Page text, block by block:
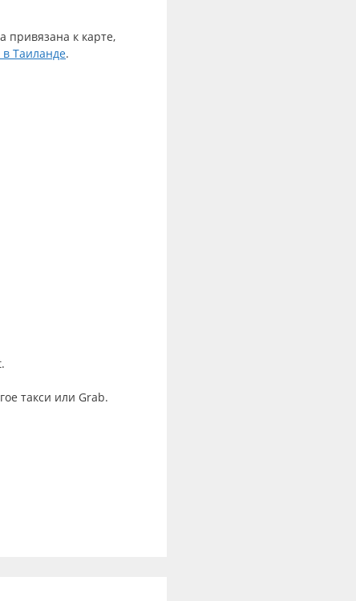
привязана к карте,
Таиланде.
такси или Grab.